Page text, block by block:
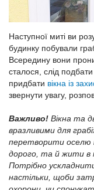
Наступної миті ви
будинку побували
Всередину вони
сталося, слід
придбати вікна із
звернути увагу,
Важливо! Вікна та
вразливими для
перетворити
дорого, та й жити в
Потрібно
настільки, щоби